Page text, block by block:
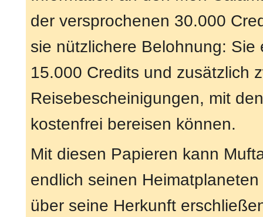
der versprochenen 30.000
sie nützlichere Belohnung:
15.000 Credits und zusätzlich
Reisebescheinigungen, mit
kostenfrei bereisen können.
Mit diesen Papieren kann
endlich seinen
über seine Herkunft